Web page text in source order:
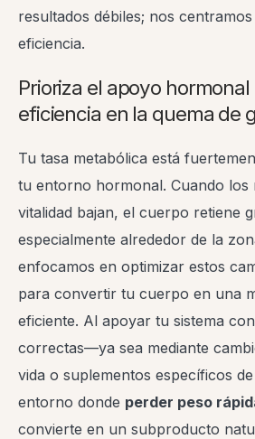
resultados débiles; nos
eficiencia.
Prioriza el apoyo hormonal
eficiencia en la quema de
Tu tasa metabólica está
tu entorno hormonal. Cuando los
vitalidad bajan, el cuerpo retiene
especialmente alrededor de la
enfocamos en optimizar estos
para convertir tu cuerpo en una
eficiente. Al apoyar tu sistema
correctas—ya sea mediante
vida o suplementos específicos
entorno donde perder peso
convierte en un subproducto